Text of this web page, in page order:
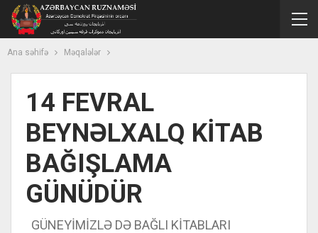
Ana səhifə Məqalələr
14 FEVRAL
BEYNƏLXALQ KİTAB
BAĞIŞLAMA
GÜNÜDÜR
GÜNEYİMİZLƏ DƏ BAĞLI KİTABLARI